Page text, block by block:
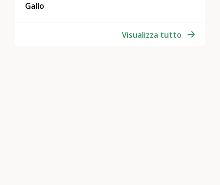
Gallo
Visualizza tutto